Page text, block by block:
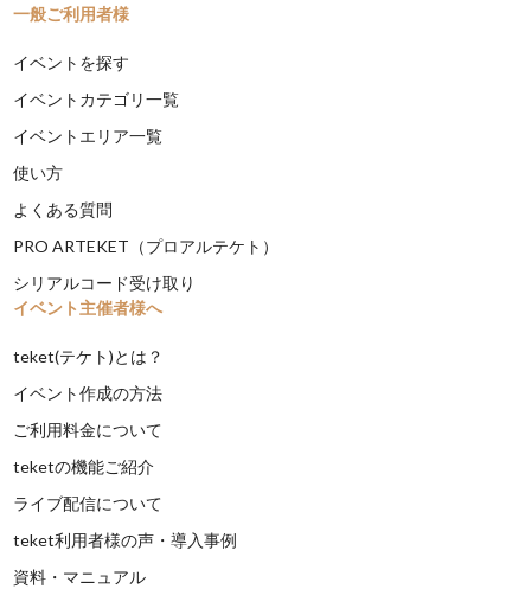
一般ご利用者様
イベントを探す
イベントカテゴリ一覧
イベントエリア一覧
使い方
よくある質問
PRO ARTEKET（プロアルテケト）
シリアルコード受け取り
イベント主催者様へ
teket(テケト)とは？
イベント作成の方法
ご利用料金について
teketの機能ご紹介
ライブ配信について
teket利用者様の声・導入事例
資料・マニュアル